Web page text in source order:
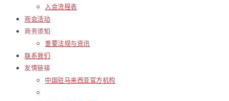
入会流程表
商会活动
商务须知
重要法规与资讯
联系我们
友情链接
中国驻马来西亚官方机构